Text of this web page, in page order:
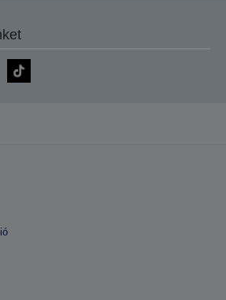
munkanapon belül felvesszük
a kapcsolatot.